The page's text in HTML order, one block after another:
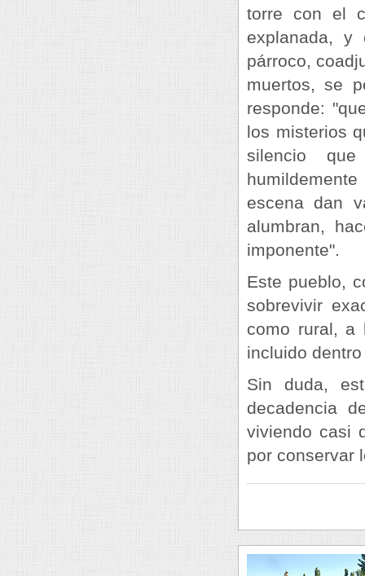
torre con el
explanada,
párroco,
muertos, se
responde:
los misterios
silencio
escena dan
alumbran,
imponente".
Este pueblo,
sobrevivir
como rural, a
incluido
Sin duda,
decadencia
viviendo casi
por conservar